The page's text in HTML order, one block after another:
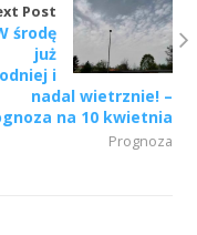
Post
środę
już
i
nadal wietrznie! –
na 10 kwietnia
Prognoza